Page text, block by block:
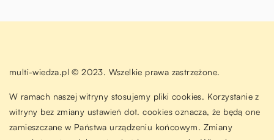
multi-wiedza.pl © 2023. Wszelkie prawa zastrzeżone.
W ramach naszej witryny stosujemy pliki cookies. Korzystanie z
witryny bez zmiany ustawień dot. cookies oznacza, że będą one
zamieszczane w Państwa urządzeniu końcowym. Zmiany